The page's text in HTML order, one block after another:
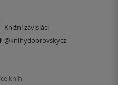
Knižní závisláci
@knihydobrovskycz
knih